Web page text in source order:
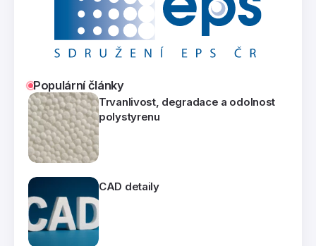
Populární články
Trvanlivost, degradace a odolnost
polystyrenu
CAD detaily